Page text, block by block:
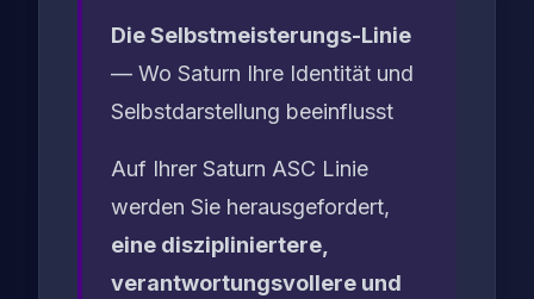
Die Selbstmeisterungs-Linie
— Wo Saturn Ihre Identität und
Selbstdarstellung beeinflusst
Auf Ihrer Saturn ASC Linie
werden Sie herausgefordert,
eine diszipliniertere,
verantwortungsvollere und